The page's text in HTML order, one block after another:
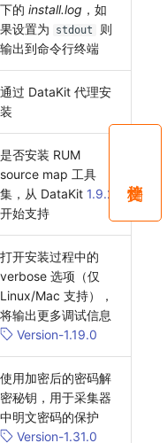
下的 install.log ，如
果设置为
stdout
则
输出到命令行终端
通过 DataKit 代理安
装
是否安装 RUM
source map 工具
集，从 DataKit 1.9.2
开始支持
打开安装过程中的
verbose 选项（仅
Linux/Mac 支持），
将输出更多调试信息
Version-1.19.0
使用加密后的密码解
密秘钥，用于采集器
中明文密码的保护
Version-1.31.0